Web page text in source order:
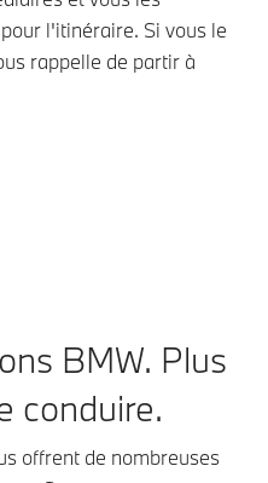
l'itinéraire. Si vous le
rappelle de partir à
BMW. Plus
conduire.
offrent de nombreuses